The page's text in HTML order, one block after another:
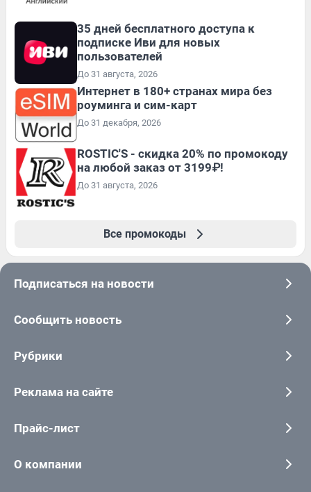
35 дней бесплатного доступа к
подписке Иви для новых
пользователей
До 31 августа, 2026
Интернет в 180+ странах мира без
роуминга и сим-карт
До 31 декабря, 2026
ROSTIC'S - скидка 20% по промокоду
на любой заказ от 3199₽!
До 31 августа, 2026
Все промокоды
Подписаться на новости
Сообщить новость
Рубрики
Реклама на сайте
Прайс-лист
О компании